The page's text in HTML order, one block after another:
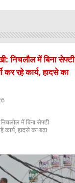
निचलौल में बिना सेफ्टी
कर रहे कार्य, हादसे का
में बिना सेफ्टी
हादसे का बढ़ा